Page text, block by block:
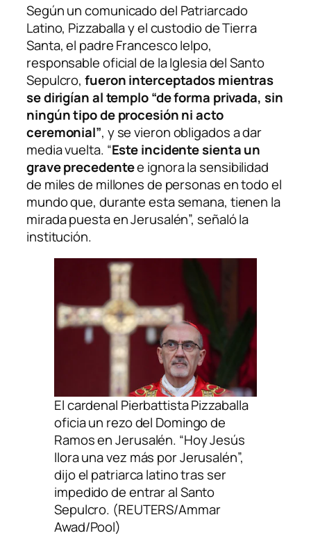
Según un comunicado del Patriarcado
Latino, Pizzaballa y el custodio de Tierra
Santa, el padre Francesco Ielpo,
responsable oficial de la Iglesia del Santo
Sepulcro,fueron interceptados mientras
se dirigían al templo “de forma privada, sin
ningún tipo de procesión ni acto
ceremonial”, y se vieron obligados a dar
media vuelta. “Este incidente sienta un
grave precedentee ignora la sensibilidad
de miles de millones de personas en todo el
mundo que, durante esta semana, tienen la
mirada puesta en Jerusalén”, señaló la
institución.
El cardenal Pierbattista Pizzaballa
oficia un rezo del Domingo de
Ramos en Jerusalén. “Hoy Jesús
llora una vez más por Jerusalén”,
dijo el patriarca latino tras ser
impedido de entrar al Santo
Sepulcro. (REUTERS/Ammar
Awad/Pool)